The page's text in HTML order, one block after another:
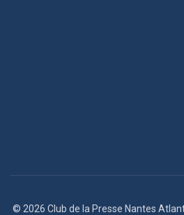
© 2026 Club de la Presse Nantes